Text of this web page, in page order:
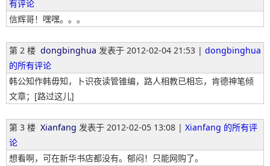
有评论
信辉哥！嘿嘿。。。
第 2 楼 dongbinghua 发表于 2012-02-04 21:53 | dongbinghua
的所有评论
韩公知作韩毋知，卜识夜读管锥编，路人相教已相忘，肯德神笔倾
文章；[路过这儿]
第 3 楼 Xianfang 发表于 2012-02-05 13:08 | Xianfang 的所有评
论
想看啊，可在新华书店都没有。郁闷！只能网购了。